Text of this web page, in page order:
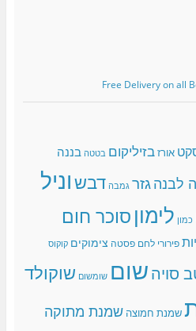
אורזבזיליקום בטטה בננה
לבנהגזר גמבה דבשוניל
כמון לימוןסוכר חום
פירורי לחם פסטה צימוקים קוקוס
סויהשום שומשום שוקולד
שמנת חמוצה שמנת מתוקה